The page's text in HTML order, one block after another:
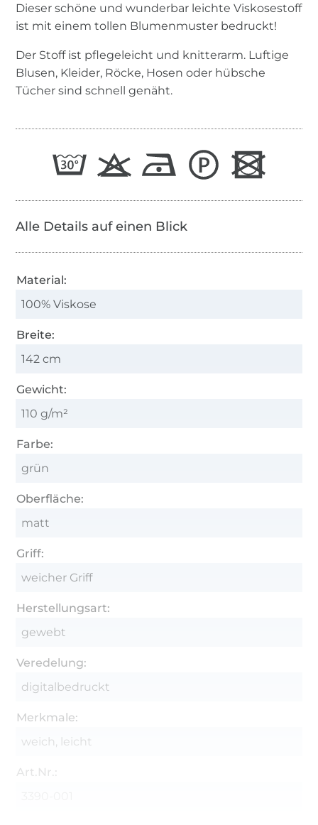
Dieser schöne und wunderbar leichte Viskosestoff
ist mit einem tollen Blumenmuster bedruckt!
Der Stoff ist pflegeleicht und knitterarm. Luftige
Blusen, Kleider, Röcke, Hosen oder hübsche
Tücher sind schnell genäht.
Alle Details auf einen Blick
Material:
100% Viskose
Breite:
142 cm
Gewicht:
110 g/m²
Farbe:
grün
Oberfläche:
matt
Griff:
weicher Griff
Herstellungsart:
gewebt
Veredelung:
digitalbedruckt
Merkmale:
weich, leicht
Art.Nr.: